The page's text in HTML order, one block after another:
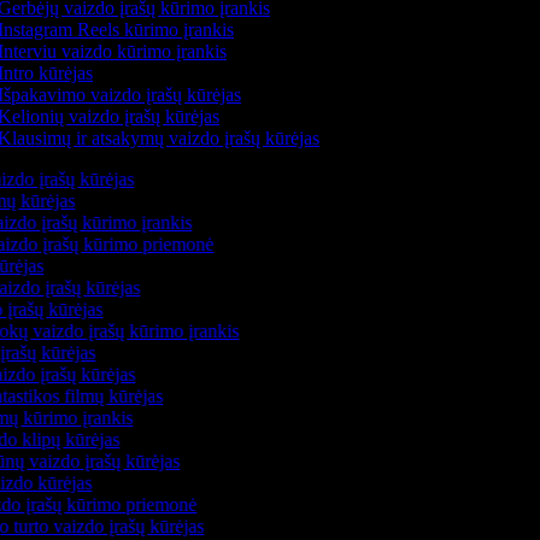
vaizdo įrašų kūrimo įrankis
Reels kūrimo įrankis
vaizdo kūrimo įrankis
kūrėjas
vaizdo įrašų kūrėjas
vaizdo įrašų kūrėjas
ir atsakymų vaizdo įrašų kūrėjas
įrašų kūrėjas
kūrėjas
įrašų kūrimo įrankis
įrašų kūrimo priemonė
įrašų kūrėjas
įrašų kūrėjas
vaizdo įrašų kūrimo įrankis
kūrėjas
įrašų kūrėjas
filmų kūrėjas
kūrimo įrankis
klipų kūrėjas
vaizdo įrašų kūrėjas
kūrėjas
įrašų kūrimo priemonė
turto vaizdo įrašų kūrėjas